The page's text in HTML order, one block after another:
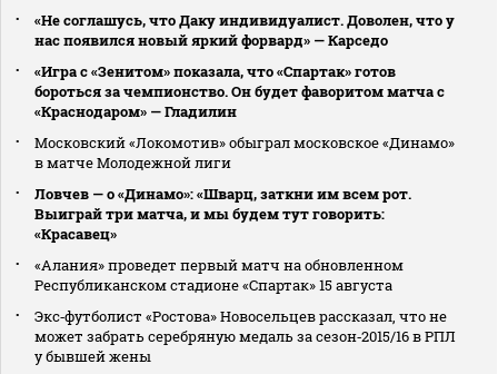
«Не соглашусь, что Даку индивидуалист. Доволен, что у
нас появился новый яркий форвард» — Карседо
«Игра с «Зенитом» показала, что «Спартак» готов
бороться за чемпионство. Он будет фаворитом матча с
«Краснодаром» — Гладилин
Московский «Локомотив» обыграл московское «Динамо»
в матче Молодежной лиги
Ловчев — о «Динамо»: «Шварц, заткни им всем рот.
Выиграй три матча, и мы будем тут говорить:
«Красавец»
«Алания» проведет первый матч на обновленном
Республиканском стадионе «Спартак» 15 августа
Экс‑футболист «Ростова» Новосельцев рассказал, что не
может забрать серебряную медаль за сезон‑2015/16 в РПЛ
у бывшей жены